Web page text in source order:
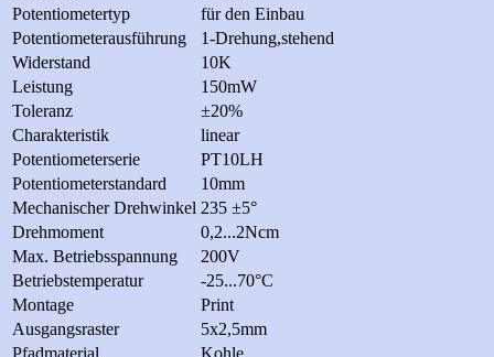
Potentiometertyp
für den Einbau
Potentiometerausführung
1-Drehung,stehend
Widerstand
10K
Leistung
150mW
Toleranz
±20%
Charakteristik
linear
Potentiometerserie
PT10LH
Potentiometerstandard
10mm
Mechanischer Drehwinkel 235 ±5°
Drehmoment
0,2...2Ncm
Max. Betriebsspannung
200V
Betriebstemperatur
-25...70°C
Montage
Print
Ausgangsraster
5x2,5mm
Pfadmaterial
Kohle